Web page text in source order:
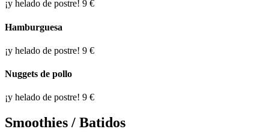
¡y helado de postre! 9 €
Hamburguesa
¡y helado de postre! 9 €
Nuggets de pollo
¡y helado de postre! 9 €
Smoothies / Batidos